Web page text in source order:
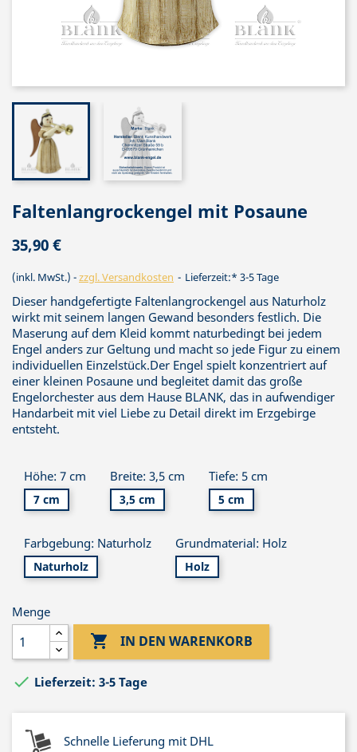
Faltenlangrockengel mit Posaune
35,90 €
(inkl. MwSt.) zzgl. Versandkosten Lieferzeit:* 3-5 Tage
Dieser handgefertigte Faltenlangrockengel aus Naturholz
wirkt mit seinem langen Gewand besonders festlich. Die
Maserung auf dem Kleid kommt naturbedingt bei jedem
Engel anders zur Geltung und macht so jede Figur zu einem
individuellen Einzelstück.Der Engel spielt konzentriert auf
einer kleinen Posaune und begleitet damit das große
Engelorchester aus dem Hause BLANK, das in aufwendiger
Handarbeit mit viel Liebe zu Detail direkt im Erzgebirge
entsteht.
Höhe: 7 cm
7 cm
Breite: 3,5 cm
3,5 cm
Tiefe: 5 cm
5 cm
Farbgebung: Naturholz
Naturholz
Grundmaterial: Holz
Holz
Menge
 IN DEN WARENKORB
 Lieferzeit: 3-5 Tage
Schnelle Lieferung mit DHL